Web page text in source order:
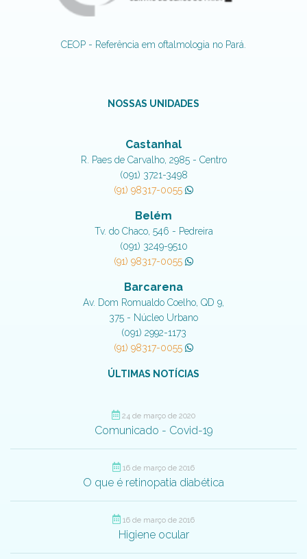
CEOP - Referência em oftalmologia no Pará.
NOSSAS UNIDADES
Castanhal
R. Paes de Carvalho, 2985 - Centro
(091) 3721-3498
(91) 98317-0055
Belém
Tv. do Chaco, 546 - Pedreira
(091) 3249-9510
(91) 98317-0055
Barcarena
Av. Dom Romualdo Coelho, QD 9,
375 - Núcleo Urbano
(091) 2992-1173
(91) 98317-0055
ÚLTIMAS NOTÍCIAS
24 de março de 2020
Comunicado - Covid-19
16 de março de 2016
O que é retinopatia diabética
16 de março de 2016
Higiene ocular